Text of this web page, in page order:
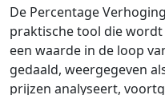
De Percentage
praktische tool die
een waarde in de loop
gedaald, weergegeven
prijzen analyseert,